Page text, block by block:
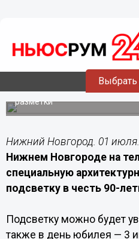
Выбрать
На нижегородской
подсветку к 90-
Госавтоинспекции
С 1 по 3 июля на телебашне
иллюминация с символикой
разметки
Нижний Новгород. 01
Нижнем Новгороде на
специальную
подсветку в честь 90-
Подсветку можно будет
также в день юбилея — 3